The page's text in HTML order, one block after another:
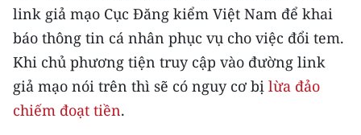
Media Du lịch
Media Thế giới
Media Thể thao
Media Giáo dục
link giả mạo Cục Đăng kiểm Việt Nam để khai
báo thông tin cá nhân phục vụ cho việc đổi tem.
Khi chủ phương tiện truy cập vào đường link
giả mạo nói trên thì sẽ có nguy cơ bị lừa đảo
chiếm đoạt tiền.